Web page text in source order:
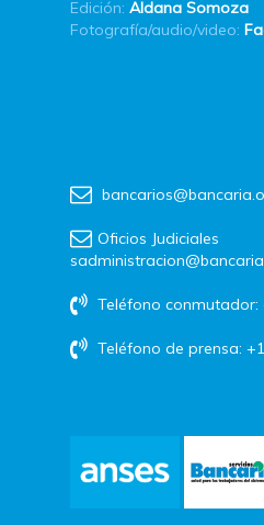
Edición: Aldana Somoza
Fotografía/audio/video:
Oficios Judiciales
Teléfono conmutador:
Teléfono de prensa: